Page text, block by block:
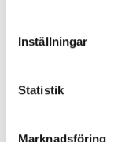
Inställningar
Statistik
Marknadsföring
Pay & Collect in your